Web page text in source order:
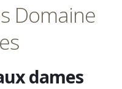
Domaine
dames